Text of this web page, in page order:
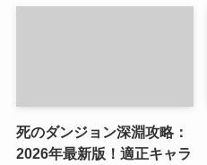
死のダンジョン深淵攻略：
2026年最新版！適正キャラ